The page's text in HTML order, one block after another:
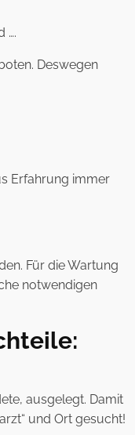
….
Deswegen
Erfahrung immer
Für die Wartung
notwendigen
ausgelegt. Damit
und Ort gesucht!